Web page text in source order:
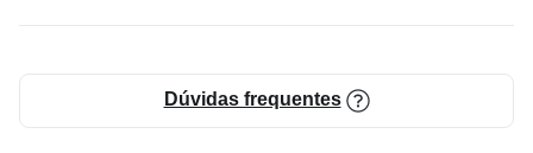
Dúvidas frequentes